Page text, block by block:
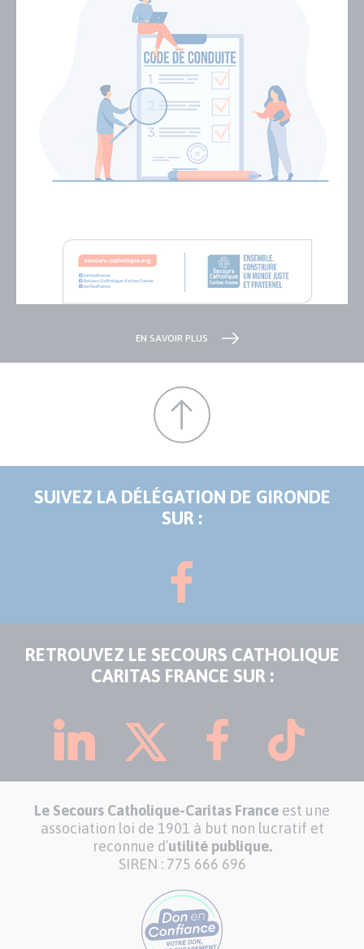
EN SAVOIR PLUS
SUIVEZ LA DÉLÉGATION DE GIRONDE
SUR :
RETROUVEZ LE SECOURS CATHOLIQUE
CARITAS FRANCE SUR :
Le Secours Catholique-Caritas France est une
association loi de 1901 à but non lucratif et
reconnue d’utilité publique.
SIREN : 775 666 696